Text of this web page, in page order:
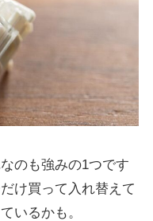
のも強みの1つです
け買って入れ替えて
いるかも。